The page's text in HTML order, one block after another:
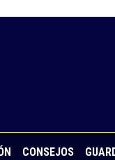
CONSEJOS